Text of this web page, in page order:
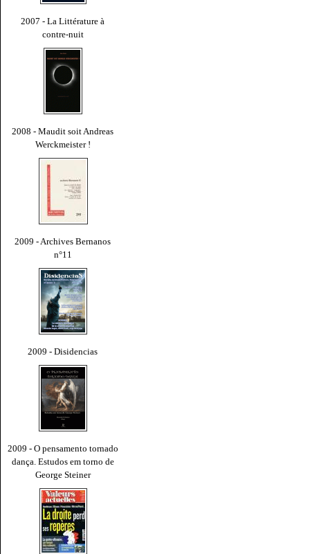
2007 - La Littérature à
contre-nuit
2008 - Maudit soit Andreas
Werckmeister !
2009 - Archives Bernanos
n°11
2009 - Disidencias
2009 - O pensamento tornado
dança. Estudos em torno de
George Steiner